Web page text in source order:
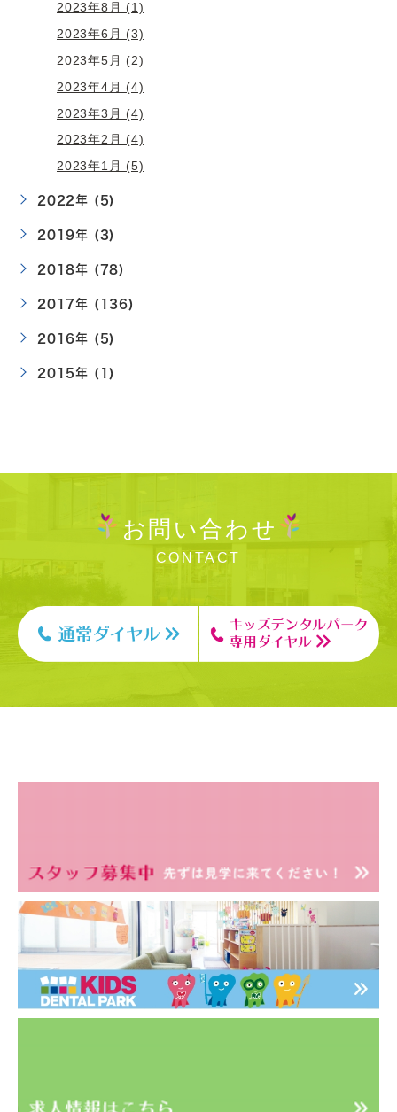
2023年8月 (1)
2023年6月 (3)
2023年5月 (2)
2023年4月 (4)
2023年3月 (4)
2023年2月 (4)
2023年1月 (5)
2022年 (5)
2019年 (3)
2018年 (78)
2017年 (136)
2016年 (5)
2015年 (1)
お問い合わせ
CONTACT